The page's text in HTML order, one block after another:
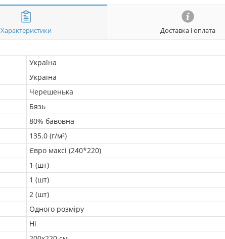
Характеристики Доставка і оплата
Україна
Україна
Черешенька
Бязь
80% бавовна
135.0 (г/м²)
Євро максі (240*220)
1 (шт)
1 (шт)
2 (шт)
Одного розміру
Ні